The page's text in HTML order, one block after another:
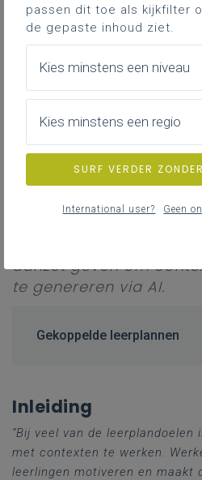
Tot slot
Bibliografie
Downloads
Bij veel van de
aangewezen om met
Contexten kunnen
vragen: het
aanzet geven om
te genereren via AI.
Gekoppelde leerplannen
Inleiding
“Bij veel van de leerplandoelen
met contexten te werken.
leerlingen motiveren en maakt
passen dit toe als kijkfilter
de gepaste inhoud ziet.
Kies minstens een niveau
Kies minstens een regio
SURF VERDER
International user? Geen